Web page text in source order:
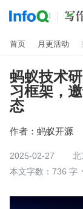
首页 月更活动
蚂蚁技术
习框架，
态
作者： 蚂蚁开源
2025-02-27
北
本文字数：736 字